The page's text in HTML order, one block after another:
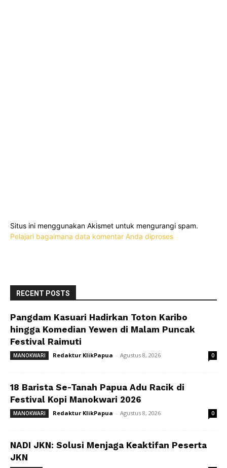
Situs ini menggunakan Akismet untuk mengurangi spam.
Pelajari bagaimana data komentar Anda diproses
RECENT POSTS
Pangdam Kasuari Hadirkan Toton Karibo
hingga Komedian Yewen di Malam Puncak
Festival Raimuti
MANOKWARI Redaktur KlikPapua - Agustus 8, 2026 0
18 Barista Se-Tanah Papua Adu Racik di
Festival Kopi Manokwari 2026
MANOKWARI Redaktur KlikPapua - Agustus 8, 2026 0
NADI JKN: Solusi Menjaga Keaktifan Peserta
JKN